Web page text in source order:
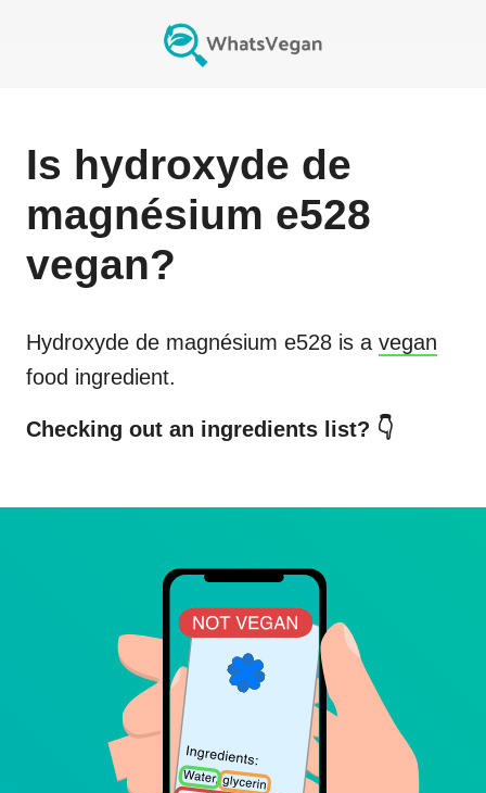
Is hydroxyde de
magnésium e528
vegan?
Hydroxyde de magnésium e528 is a vegan
food ingredient.
Checking out an ingredients list? 👇